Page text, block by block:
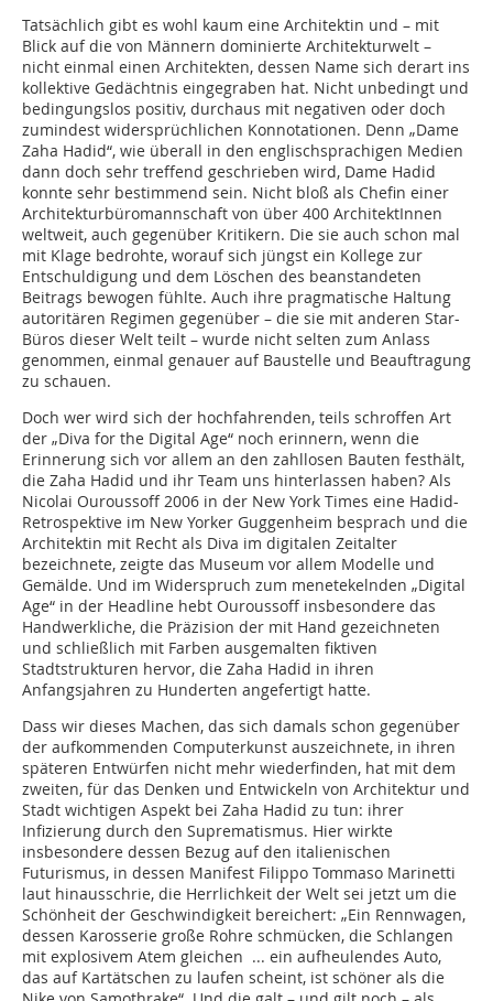
Tatsächlich gibt es wohl kaum eine Architektin und – mit
Blick auf die von Männern dominierte Architekturwelt –
nicht einmal einen Architekten, dessen Name sich derart ins
kollektive Gedächtnis eingegraben hat. Nicht unbedingt und
bedingungslos positiv, durchaus mit negativen oder doch
zumindest widersprüchlichen Konnotationen. Denn „Dame
Zaha Hadid“, wie überall in den englischsprachigen Medien
dann doch sehr treffend geschrieben wird, Dame Hadid
konnte sehr bestimmend sein. Nicht bloß als Chefin einer
Architekturbüromannschaft von über 400 ArchitektInnen
weltweit, auch gegenüber Kritikern. Die sie auch schon mal
mit Klage bedrohte, worauf sich jüngst ein Kollege zur
Entschuldigung und dem Löschen des beanstandeten
Beitrags bewogen fühlte. Auch ihre pragmatische Haltung
autoritären Regimen gegenüber – die sie mit anderen Star-
Büros dieser Welt teilt – wurde nicht selten zum Anlass
genommen, einmal genauer auf Baustelle und Beauftragung
zu schauen.
Doch wer wird sich der hochfahrenden, teils schroffen Art
der „Diva for the Digital Age“ noch erinnern, wenn die
Erinnerung sich vor allem an den zahllosen Bauten festhält,
die Zaha Hadid und ihr Team uns hinterlassen haben? Als
Nicolai Ouroussoff 2006 in der New York Times eine Hadid-
Retrospektive im New Yorker Guggenheim besprach und die
Architektin mit Recht als Diva im digitalen Zeitalter
bezeichnete, zeigte das Museum vor allem Modelle und
Gemälde. Und im Widerspruch zum menetekelnden „Digital
Age“ in der Headline hebt Ouroussoff insbesondere das
Handwerkliche, die Präzision der mit Hand gezeichneten
und schließlich mit Farben ausgemalten fiktiven
Stadtstrukturen hervor, die Zaha Hadid in ihren
Anfangsjahren zu Hunderten angefertigt hatte.
Dass wir dieses Machen, das sich damals schon gegenüber
der aufkommenden Computerkunst auszeichnete, in ihren
späteren Entwürfen nicht mehr wiederfinden, hat mit dem
zweiten, für das Denken und Entwickeln von Architektur und
Stadt wichtigen Aspekt bei Zaha Hadid zu tun: ihrer
Infizierung durch den Suprematismus. Hier wirkte
insbesondere dessen Bezug auf den italienischen
Futurismus, in dessen Manifest Filippo Tommaso Marinetti
laut hinausschrie, die Herrlichkeit der Welt sei jetzt um die
Schönheit der Geschwindigkeit bereichert: „Ein Rennwagen,
dessen Karosserie große Rohre schmücken, die Schlangen
mit explosivem Atem gleichen ... ein aufheulendes Auto,
das auf Kartätschen zu laufen scheint, ist schöner als die